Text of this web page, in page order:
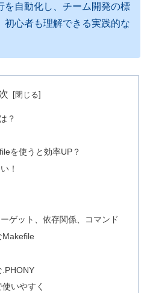
を自動化し、チーム開発の標
初心者も理解できる実践的な
？
を使うと効率UP？
！
ゲット、依存関係、コマンド
Makefile
いやすく